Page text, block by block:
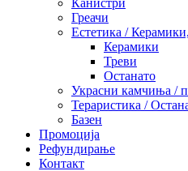
Греачи
Естетика /
Керамики
Треви
Останато
Украсни камчиња /
Тераристика /
Базен
Промоција
Рефундирање
Контакт